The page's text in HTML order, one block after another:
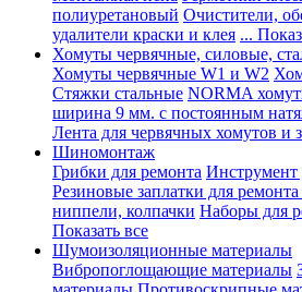
полиуретановый Очистители,
удалители краски и клея ...
Хомуты червячные, силовые,
Хомуты червячные W1 и W2
Стяжки стальные NORMA
ширина 9 мм. с постоянным
Лента для червячных хомутов и
Шиномонтаж
Грибки для ремонта
Резиновые заплатки для ремонта
ниппели, колпачки Наборы для
Показать все
Шумоизоляционные материалы
Вибропоглощающие материалы